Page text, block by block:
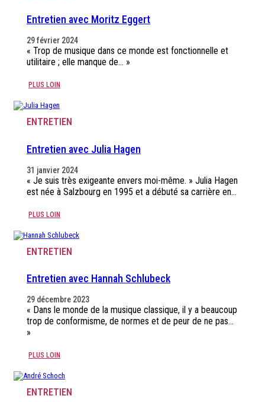
Entretien avec Moritz Eggert
29 février 2024
« Trop de musique dans ce monde est fonctionnelle et
utilitaire ; elle manque de… »
PLUS LOIN
ENTRETIEN
Entretien avec Julia Hagen
31 janvier 2024
« Je suis très exigeante envers moi-même. » Julia Hagen
est née à Salzbourg en 1995 et a débuté sa carrière en…
PLUS LOIN
ENTRETIEN
Entretien avec Hannah Schlubeck
29 décembre 2023
« Dans le monde de la musique classique, il y a beaucoup
trop de conformisme, de normes et de peur de ne pas…
»
PLUS LOIN
ENTRETIEN